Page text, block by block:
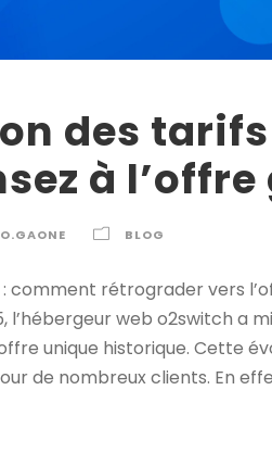
des
à
BLOG
comment rétrograder vers
web o2switch a
unique historique. Cette
de nombreux clients. En